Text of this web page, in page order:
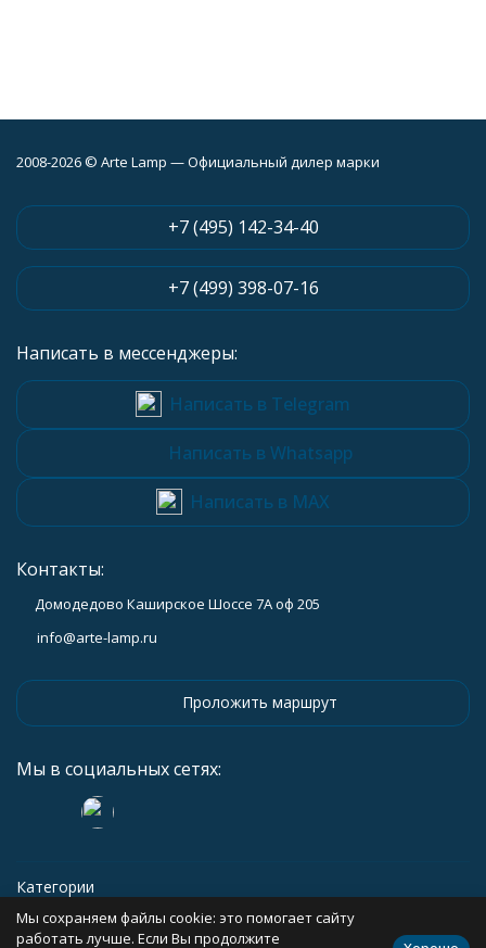
2008-2026 © Arte Lamp — Официальный дилер марки
+7 (495) 142-34-40
+7 (499) 398-07-16
Написать в мессенджеры:
Написать в Telegram
Написать в Whatsapp
Написать в MAX
Контакты:
Домодедово Каширское Шоссе 7А оф 205
info@arte-lamp.ru
Проложить маршрут
Мы в социальных сетях:
Категории
Информация
Мы сохраняем файлы cookie: это помогает сайту
работать лучше. Если Вы продолжите